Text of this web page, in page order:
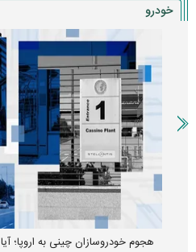
خودرو
هجوم خودروسازان چینی به اروپا؛